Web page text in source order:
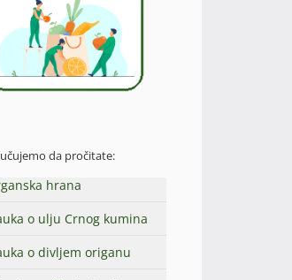
da pročitate:
hrana
o ulju Crnog kumina
o divljem origanu